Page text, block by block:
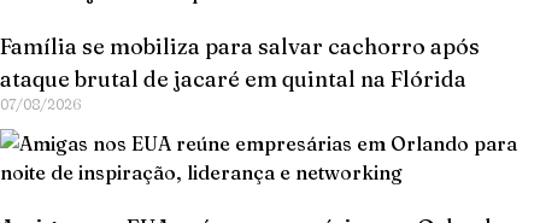
Família se mobiliza para salvar cachorro após
ataque brutal de jacaré em quintal na Flórida
07/08/2026